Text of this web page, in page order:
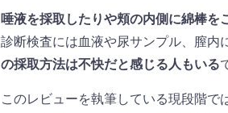
唾液を採取したりや頬の内側に綿棒を
診断検査には血液や尿サンプル、膣内
の採取方法は不快だと感じる人もいる
このレビューを執筆している現段階